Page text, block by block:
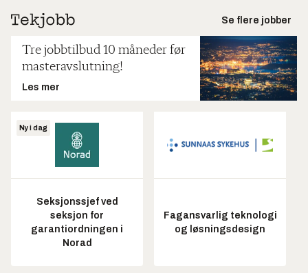
Se flere jobber
Tre jobbtilbud 10 måneder før
masteravslutning!
Les mer
Ny i dag
Seksjonssjef ved
seksjon for
garantiordningen i
Norad
Fagansvarlig teknologi
og løsningsdesign